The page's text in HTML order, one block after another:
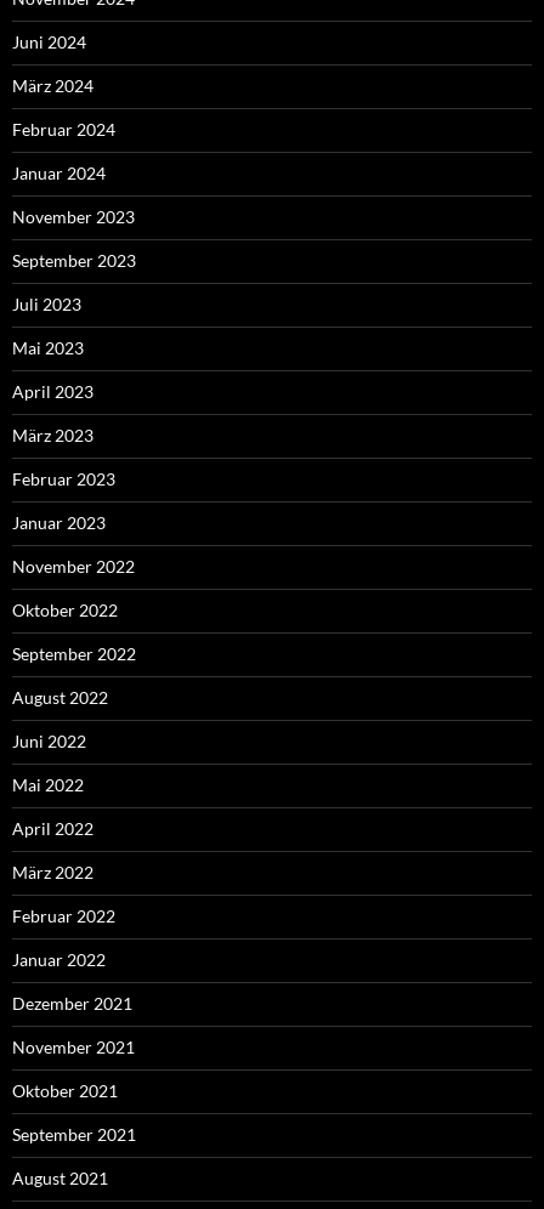
Juni 2024
März 2024
Februar 2024
Januar 2024
November 2023
September 2023
Juli 2023
Mai 2023
April 2023
März 2023
Februar 2023
Januar 2023
November 2022
Oktober 2022
September 2022
August 2022
Juni 2022
Mai 2022
April 2022
März 2022
Februar 2022
Januar 2022
Dezember 2021
November 2021
Oktober 2021
September 2021
August 2021